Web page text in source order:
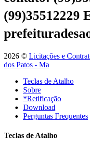
(99)35512229
2026 © Licitações e
dos Patos - Ma
Teclas de Atalho
Sobre
*Retificação
Download
Perguntas Frequentes
Teclas de Atalho